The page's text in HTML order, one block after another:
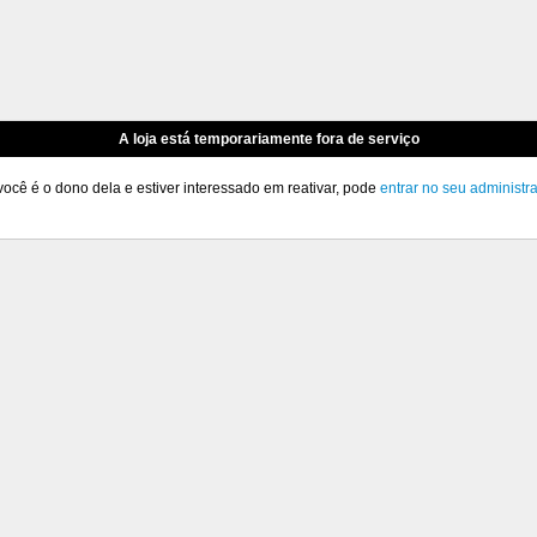
A loja está temporariamente fora de serviço
é o dono dela e estiver interessado em reativar, pode entrar no seu